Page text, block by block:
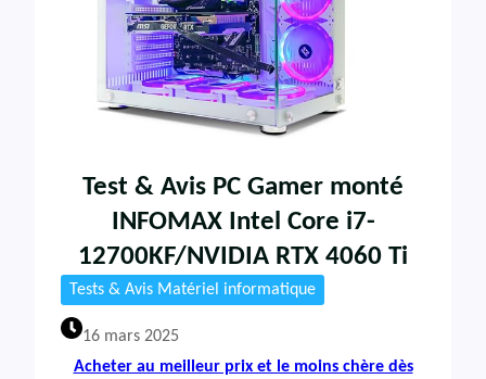
Test & Avis PC Gamer monté
INFOMAX Intel Core i7-
12700KF/NVIDIA RTX 4060 Ti
Tests & Avis Matériel informatique
16 mars 2025
Acheter au meilleur prix et le moins chère dès